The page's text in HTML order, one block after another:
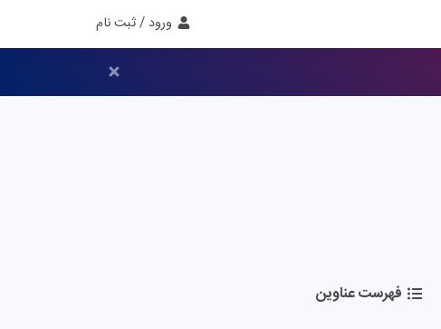
ورود / ثبت نام
فهرست عناوین